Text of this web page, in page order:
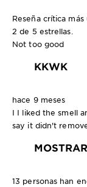
Reseña crítica más
2 de 5 estrellas.
Not too good
KKWK
hace 9 meses
I I liked the smell
say it didn't
13 personas han